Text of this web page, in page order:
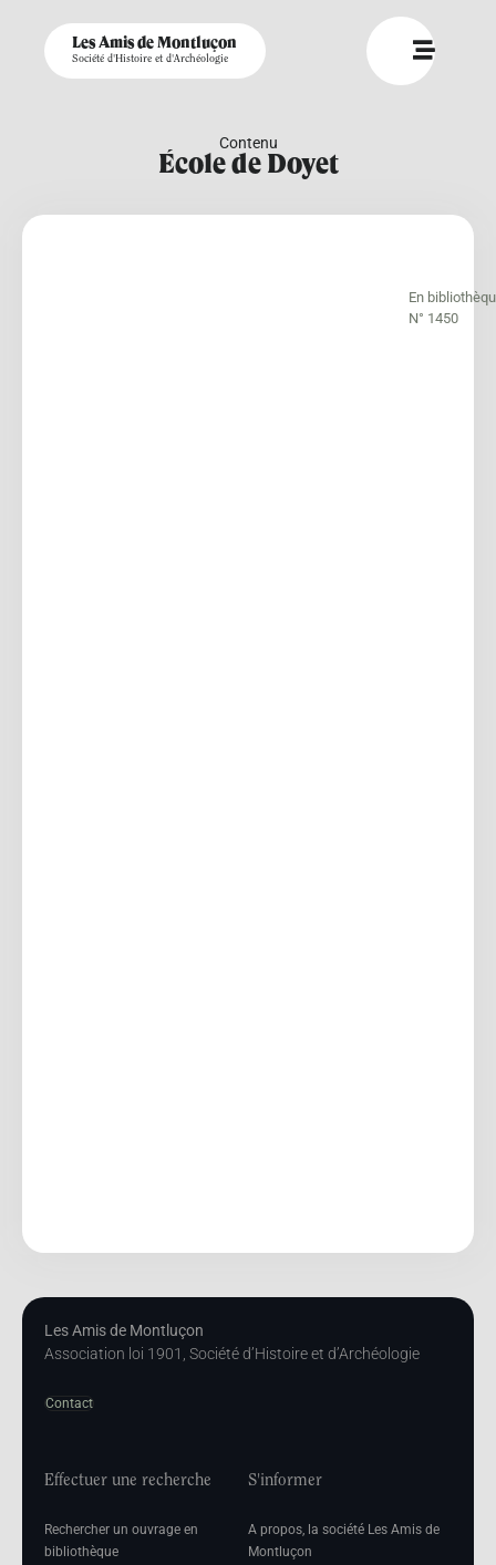
Les Amis de Montluçon
Société d'Histoire et d'Archéologie
Contenu
École de Doyet
En
N° 1450
Les Amis de Montluçon
Association loi 1901, Société d’Histoire et d’Archéologie
Contact
Effectuer une recherche
Rechercher un ouvrage en
bibliothèque
S'informer
A propos, la société Les Amis de
Montluçon